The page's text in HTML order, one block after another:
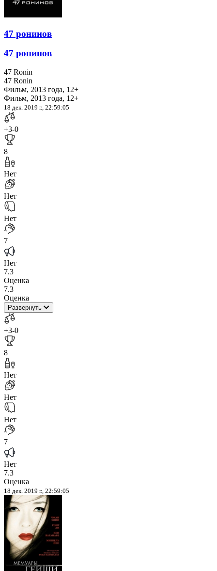
47 ронинов
47 ронинов
47 Ronin
47 Ronin
Фильм, 2013 года, 12+
Фильм, 2013 года, 12+
18 дек. 2019 г., 22:59:05
+3-0
8
Нет
Нет
Нет
7
Нет
7.3
Оценка
7.3
Оценка
Развернуть
+3-0
8
Нет
Нет
Нет
7
Нет
7.3
Оценка
18 дек. 2019 г., 22:59:05